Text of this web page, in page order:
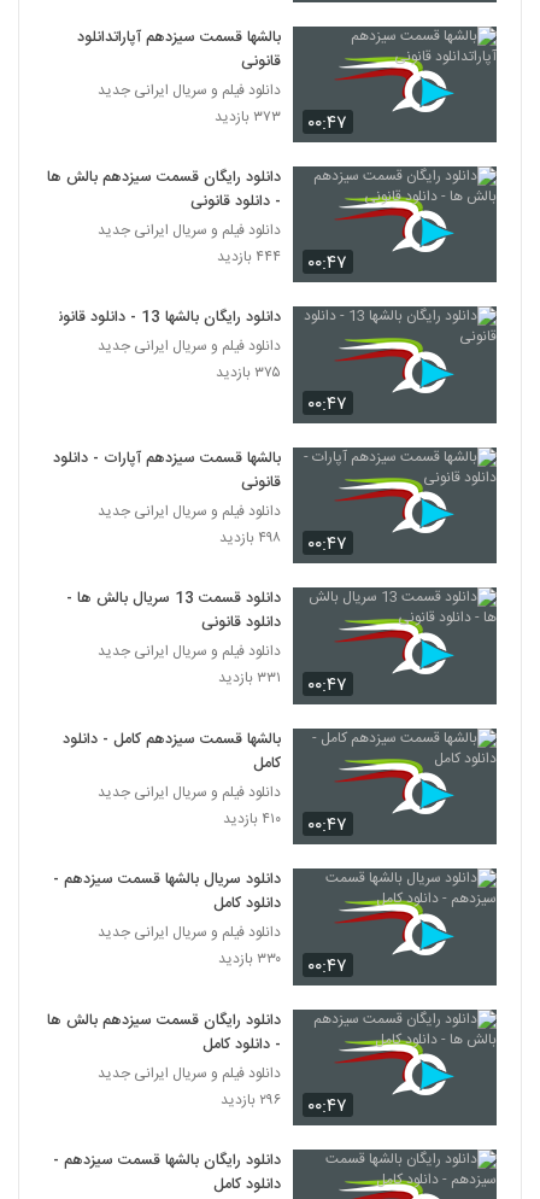
۰۰:۴۷
بالشها قسمت سیزدهم آپاراتدانلود
قانونی
دانلود فیلم و سریال ایرانی جدید
۳۷۳ بازدید
۰۰:۴۷
دانلود رایگان قسمت سیزدهم بالش ها
- دانلود قانونی
دانلود فیلم و سریال ایرانی جدید
۴۴۴ بازدید
۰۰:۴۷
دانلود رایگان بالشها 13 - دانلود قانونی
دانلود فیلم و سریال ایرانی جدید
۳۷۵ بازدید
۰۰:۴۷
بالشها قسمت سیزدهم آپارات - دانلود
قانونی
دانلود فیلم و سریال ایرانی جدید
۴۹۸ بازدید
۰۰:۴۷
دانلود قسمت 13 سریال بالش ها -
دانلود قانونی
دانلود فیلم و سریال ایرانی جدید
۳۳۱ بازدید
۰۰:۴۷
بالشها قسمت سیزدهم کامل - دانلود
کامل
دانلود فیلم و سریال ایرانی جدید
۴۱۰ بازدید
۰۰:۴۷
دانلود سریال بالشها قسمت سیزدهم -
دانلود کامل
دانلود فیلم و سریال ایرانی جدید
۳۳۰ بازدید
۰۰:۴۷
دانلود رایگان قسمت سیزدهم بالش ها
- دانلود کامل
دانلود فیلم و سریال ایرانی جدید
۲۹۶ بازدید
دانلود رایگان بالشها قسمت سیزدهم -
دانلود کامل